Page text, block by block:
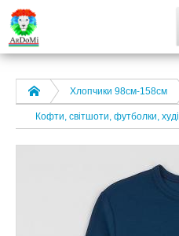
Хлопчики 98см-158см
Кофти, світшоти, футболки, худі